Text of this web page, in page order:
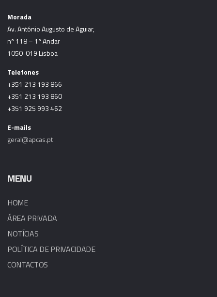
Morada
Av. António Augusto de Aguiar,
nº 118 – 1º Andar
1050-019 Lisboa
Telefones
+351 213 193 866
+351 213 193 860
+351 925 993 462
E-mails
geral@apcas.pt
MENU
HOME
ÁREA PRIVADA
NOTÍCIAS
POLÍTICA DE PRIVACIDADE
CONTACTOS